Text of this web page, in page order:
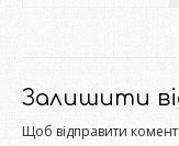
Залишити
Щоб відправити